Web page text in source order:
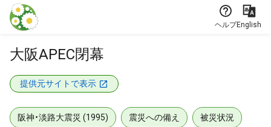
本文に飛ぶ
ヘルプEnglish
大阪APEC閉幕
提供元サイトで表示
阪神・淡路大震災 (1995) 震災への備え 被災状況